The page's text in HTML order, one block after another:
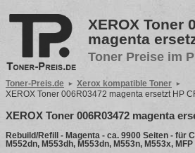
XEROX Toner
magenta
Toner Preise im
Toner-Preis.de
Xerox kompatible Toner
XEROX Toner 006R03472 magenta ersetzt HP
XEROX Toner 006R03472 magenta
Rebuild/Refill - Magenta - ca. 9900 Seiten - für
M552dn, M553dh, M553dn, M553n, M553x,